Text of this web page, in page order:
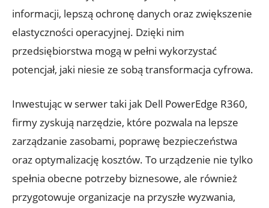
informacji, lepszą ochronę danych oraz zwiększenie
elastyczności operacyjnej. Dzięki nim
przedsiębiorstwa mogą w pełni wykorzystać
potencjał, jaki niesie ze sobą transformacja cyfrowa.
Inwestując w serwer taki jak Dell PowerEdge R360,
firmy zyskują narzędzie, które pozwala na lepsze
zarządzanie zasobami, poprawę bezpieczeństwa
oraz optymalizację kosztów. To urządzenie nie tylko
spełnia obecne potrzeby biznesowe, ale również
przygotowuje organizacje na przyszłe wyzwania,